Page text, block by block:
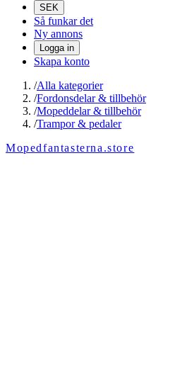
SEK
Så funkar det
Ny annons
Logga in
Skapa konto
/Alla kategorier
/Fordonsdelar & tillbehör
/Mopeddelar & tillbehör
/Trampor & pedaler
Mopedfantasterna.store